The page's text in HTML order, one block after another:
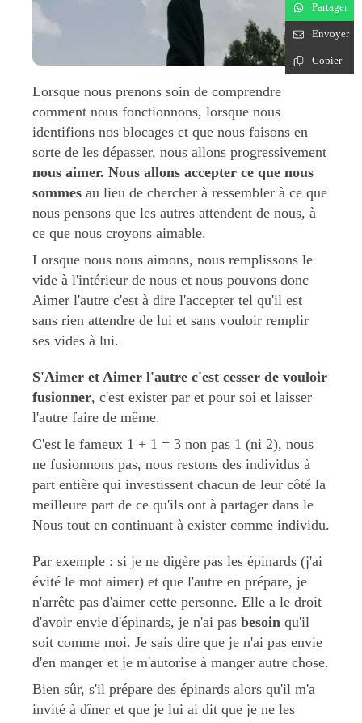
Lorsque nous prenons soin de comprendre
comment nous fonctionnons, lorsque nous
identifions nos blocages et que nous faisons en
sorte de les dépasser, nous allons progressivement
nous aimer. Nous allons accepter ce que nous
sommes au lieu de chercher à ressembler à ce que
nous pensons que les autres attendent de nous, à
ce que nous croyons aimable.
Lorsque nous nous aimons, nous remplissons le
vide à l'intérieur de nous et nous pouvons donc
Aimer l'autre c'est à dire l'accepter tel qu'il est
sans rien attendre de lui et sans vouloir remplir
ses vides à lui.
S'Aimer et Aimer l'autre c'est cesser de vouloir
fusionner, c'est exister par et pour soi et laisser
l'autre faire de même.
C'est le fameux 1 + 1 = 3 non pas 1 (ni 2), nous
ne fusionnons pas, nous restons des individus à
part entière qui investissent chacun de leur côté la
meilleure part de ce qu'ils ont à partager dans le
Nous tout en continuant à exister comme individu.
Par exemple : si je ne digère pas les épinards (j'ai
évité le mot aimer) et que l'autre en prépare, je
n'arrête pas d'aimer cette personne. Elle a le droit
d'avoir envie d'épinards, je n'ai pas besoin qu'il
soit comme moi. Je sais dire que je n'ai pas envie
d'en manger et je m'autorise à manger autre chose.
Bien sûr, s'il prépare des épinards alors qu'il m'a
invité à dîner et que je lui ai dit que je ne les
Partager
Envoyer
Copier